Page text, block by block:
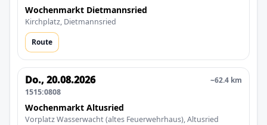
Wochenmarkt Dietmannsried
Kirchplatz, Dietmannsried
Route
Do., 20.08.2026
1515:0808
~62.4 km
Wochenmarkt Altusried
Vorplatz Wasserwacht (altes Feuerwehrhaus), Altusried